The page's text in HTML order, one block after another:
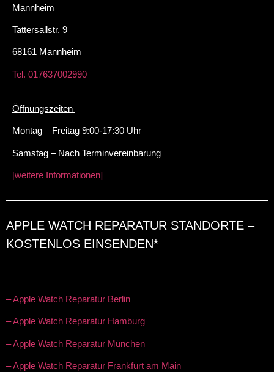
Mannheim
Tattersallstr. 9
68161 Mannheim
Tel. 017637002990
Öffnungszeiten
Montag – Freitag 9:00-17:30 Uhr
Samstag – Nach Terminvereinbarung
[weitere Informationen]
APPLE WATCH REPARATUR STANDORTE –
KOSTENLOS EINSENDEN*
– Apple Watch Reparatur Berlin
– Apple Watch Reparatur Hamburg
– Apple Watch Reparatur München
– Apple Watch Reparatur Frankfurt am Main